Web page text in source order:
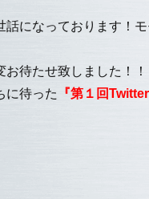
話になっております！
お待たせ致しました！！
に待った
『第１回